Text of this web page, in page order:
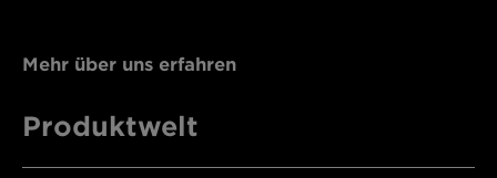
Mehr über uns erfahren
Produktwelt